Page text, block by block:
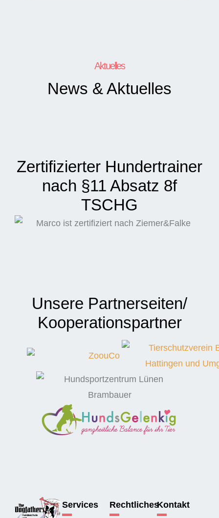
Aktuelles
News & Aktuelles
Zertifizierter Hundertrainer
nach §11 Absatz 8f
TSCHG
Unsere Partnerseiten/
Kooperations­partner
Services RechtlichesKontakt